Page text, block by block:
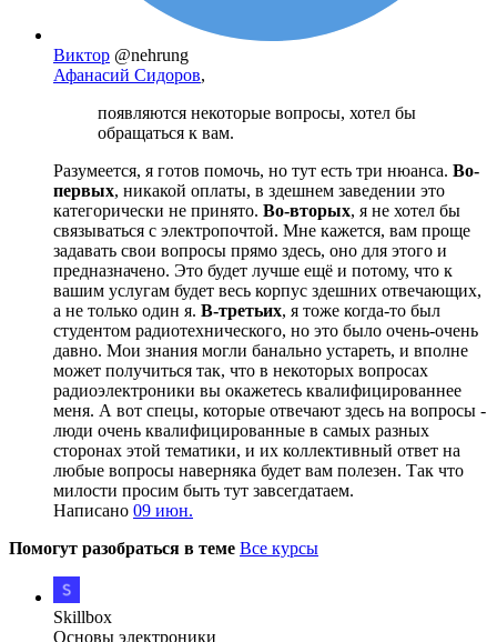
Виктор @nehrung
Афанасий Сидоров,
появляются некоторые вопросы, хотел бы
обращаться к вам.
Разумеется, я готов помочь, но тут есть три нюанса. Во-
первых, никакой оплаты, в здешнем заведении это
категорически не принято. Во-вторых, я не хотел бы
связываться с электропочтой. Мне кажется, вам проще
задавать свои вопросы прямо здесь, оно для этого и
предназначено. Это будет лучше ещё и потому, что к
вашим услугам будет весь корпус здешних отвечающих,
а не только один я. В-третьих, я тоже когда-то был
студентом радиотехнического, но это было очень-очень
давно. Мои знания могли банально устареть, и вполне
может получиться так, что в некоторых вопросах
радиоэлектроники вы окажетесь квалифицированнее
меня. А вот спецы, которые отвечают здесь на вопросы -
люди очень квалифицированные в самых разных
сторонах этой тематики, и их коллективный ответ на
любые вопросы наверняка будет вам полезен. Так что
милости просим быть тут завсегдатаем.
Написано 09 июн.
Помогут разобраться в теме Все курсы
Skillbox
Основы электроники